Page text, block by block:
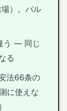
）。パル
う — 同じ
る
法66条の
に使えな